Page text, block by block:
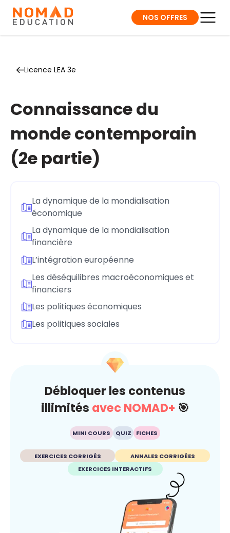
NOS OFFRES
Licence LEA 3e
Connaissance du
monde contemporain
(2e partie)
La dynamique de la mondialisation
économique
La dynamique de la mondialisation
financière
L’intégration européenne
Les déséquilibres macroéconomiques et
financiers
Les politiques économiques
Les politiques sociales
Débloquer les contenus
illimités avec NOMAD+ 🎯
MINI COURS QUIZ FICHES
EXERCICES CORRIGÉS
ANNALES CORRIGÉES
EXERCICES INTERACTIFS